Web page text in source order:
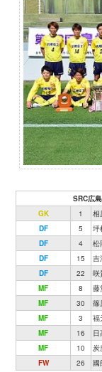
SRC広島
GK
1 相
DF
5 坪
DF
4 松
DF
15 吉
DF
22 咲
MF
8 藤
MF
30 篠
MF
3 福
MF
16 日
MF
10 炭
FW
26 國